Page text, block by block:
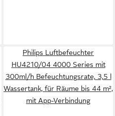
Philips Luftbefeuchter
HU4210/04 4000 Series mit
300ml/h Befeuchtungsrate, 3,5 l
Wassertank, für Räume bis 44 m²,
mit App-Verbindung